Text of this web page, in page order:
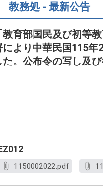
教務処 - 最新公告
教育部国民及び初等
により中華民国115年
た。公布令の写し及
1150002022.pdf